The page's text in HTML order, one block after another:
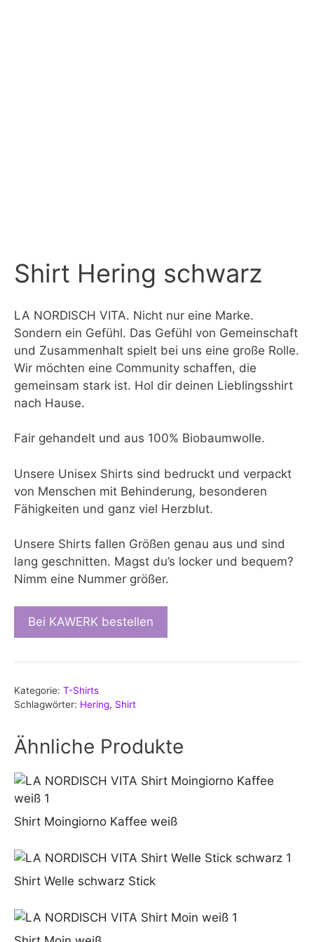
Shirt Hering schwarz
LA NORDISCH VITA. Nicht nur eine Marke.
Sondern ein Gefühl. Das Gefühl von Gemeinschaft
und Zusammenhalt spielt bei uns eine große Rolle.
Wir möchten eine Community schaffen, die
gemeinsam stark ist. Hol dir deinen Lieblingsshirt
nach Hause.
Fair gehandelt und aus 100% Biobaumwolle.
Unsere Unisex Shirts sind bedruckt und verpackt
von Menschen mit Behinderung, besonderen
Fähigkeiten und ganz viel Herzblut.
Unsere Shirts fallen Größen genau aus und sind
lang geschnitten. Magst du’s locker und bequem?
Nimm eine Nummer größer.
Bei KAWERK bestellen
Kategorie: T-Shirts
Schlagwörter: Hering, Shirt
Ähnliche Produkte
Shirt Moingiorno Kaffee weiß
Shirt Welle schwarz Stick